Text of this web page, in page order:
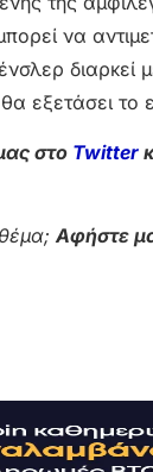
να
εξετάσει
στο Twitter
θέμα;Αφήστε